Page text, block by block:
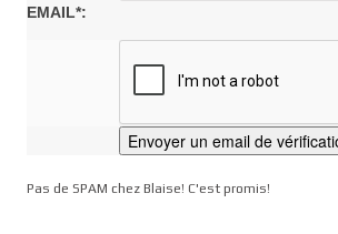
EMAIL*:
Pas de SPAM chez Blaise! C'est promis!